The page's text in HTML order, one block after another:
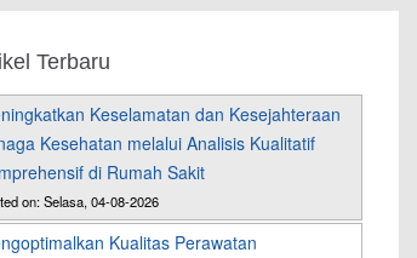
Terbaru
Keselamatan dan Kesejahteraan
Kesehatan melalui Analisis Kualitatif
di Rumah Sakit
on: Selasa, 04-08-2026
Kualitas Perawatan